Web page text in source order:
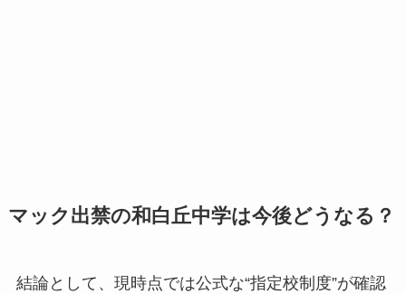
マック出禁の和白丘中学は今後どうなる？
結論として、現時点では公式な“指定校制度”が確認